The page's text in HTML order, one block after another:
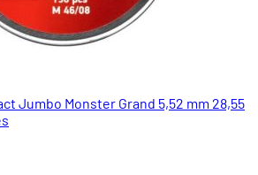
Jumbo Monster Grand 5,52 mm 28,55